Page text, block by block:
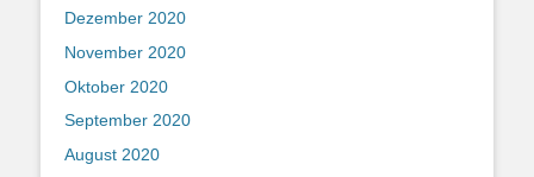
Dezember 2020
November 2020
Oktober 2020
September 2020
August 2020